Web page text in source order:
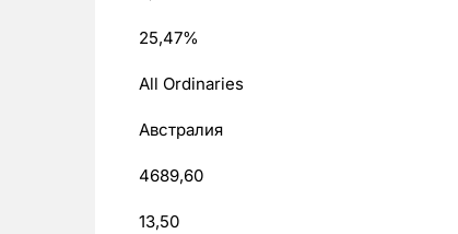
25,47%
All Ordinaries
Австралия
4689,60
13,50